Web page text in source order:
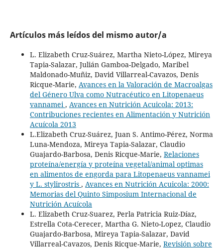
Artículos más leídos del mismo autor/a
L. Elizabeth Cruz-Suárez, Martha Nieto-López, Mireya
Tapia-Salazar, Julián Gamboa-Delgado, Maribel
Maldonado-Muñiz, David Villarreal-Cavazos, Denis
Ricque-Marie, Avances en la Valoración de Macroalgas
del Género Ulva como Nutracéutico en Litopenaeus
vannamei , Avances en Nutrición Acuicola: 2013:
Contribuciones recientes en Alimentación y Nutrición
Acuícola 2013
L.Elizabeth Cruz-Suárez, Juan S. Antimo-Pérez, Norma
Luna-Mendoza, Mireya Tapia-Salazar, Claudio
Guajardo-Barbosa, Denis Ricque-Marie, Relaciones
proteína/energía y proteína vegetal/animal optimas
en alimentos de engorda para Litopenaeus vannamei
y L. stylirostris , Avances en Nutrición Acuicola: 2000:
Memorias del Quinto Simposium Internacional de
Nutrición Acuícola
L. Elizabeth Cruz-Suarez, Perla Patricia Ruiz-Díaz,
Estrella Cota-Cerecer, Martha G. Nieto-Lopez, Claudio
Guajardo-Barbosa, Mireya Tapia-Salazar, David
Villarreal-Cavazos, Denis Ricque-Marie, Revisión sobre